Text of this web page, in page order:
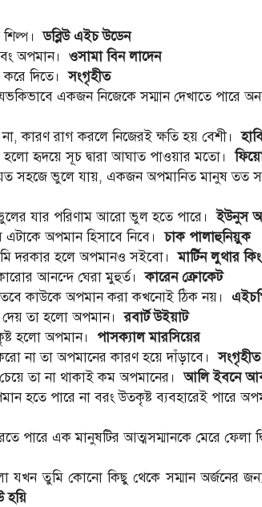
শিল্প।ডব্লিউ এইচ উডেন
অপমান।
ওসামা বিন লাদেন
করে দিতে।সংগৃহীত
একজন নিজেকে সম্মান দেখাতে পারে
কারণ রাগ করলে নিজেরই ক্ষতি হয় বেশী।
হলো হৃদয়ে সূচ দ্বারা আঘাত পাওয়ার মতো।
সহজে ভুলে যায়, একজন অপমানিত মানুষ তত
যার পরিণাম আরো ভুল হতে পারে।ইউনুস
অপমান হিসাবে নিবে।চাক পালাহুনিয়ুক
দরকার হলে অপমানও সইবো।মার্টিন লুথার কিং
আনন্দে ঘেরা মুহুর্ত।কারেন ক্রোকেট
কাউকে অপমান করা কখনোই ঠিক নয়।
দেয় তা হলো অপমান।রবার্ট উইয়াট
হলো অপমান। পাসক্যাল মারসিয়ের
না তা অপমানের কারণ হয়ে দাঁড়াবে।সংগৃহীত
তা না থাকাই কম অপমানের।আলি ইবনে
হতে পারে না বরং উতকৃষ্ট ব্যবহারেই পারে
পারে এক মানুষটির আত্মসম্মানকে মেরে ফেলা
তুমি কোনো কিছু থেকে সম্মান অর্জনের জন্য
হয়ি